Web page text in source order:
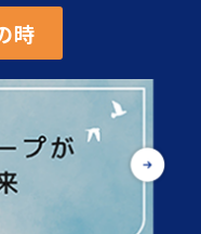
時